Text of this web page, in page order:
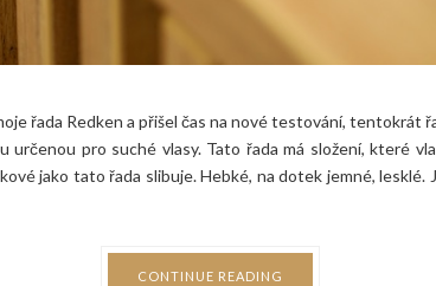
řada Redken a přišel čas na nové testování, tentokrát
určenou pro suché vlasy. Tato řada má složení, které
jako tato řada slibuje. Hebké, na dotek jemné, lesklé.
CONTINUE READING